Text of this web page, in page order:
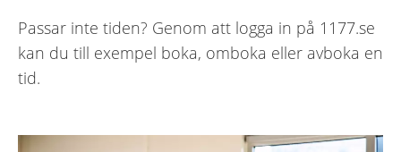
Passar inte tiden? Genom att logga in på 1177.se
kan du till exempel boka, omboka eller avboka en
tid.